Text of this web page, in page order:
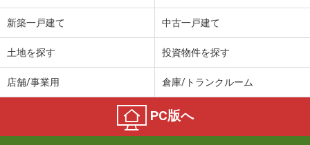
新築一戸建て 中古一戸建て
土地を探す 投資物件を探す
店舗/事業用 倉庫/トランクルーム
PC版へ